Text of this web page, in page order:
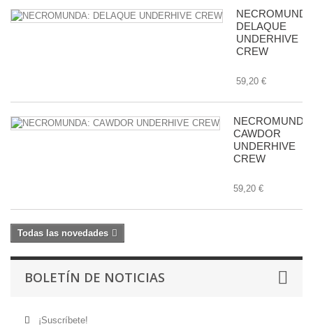
DELAQUE
UNDERHIVE
CREW
59,20 €
NECROMUNDA:
CAWDOR
UNDERHIVE
CREW
59,20 €
Todas las novedades
BOLETÍN DE NOTICIAS
¡Suscríbete!